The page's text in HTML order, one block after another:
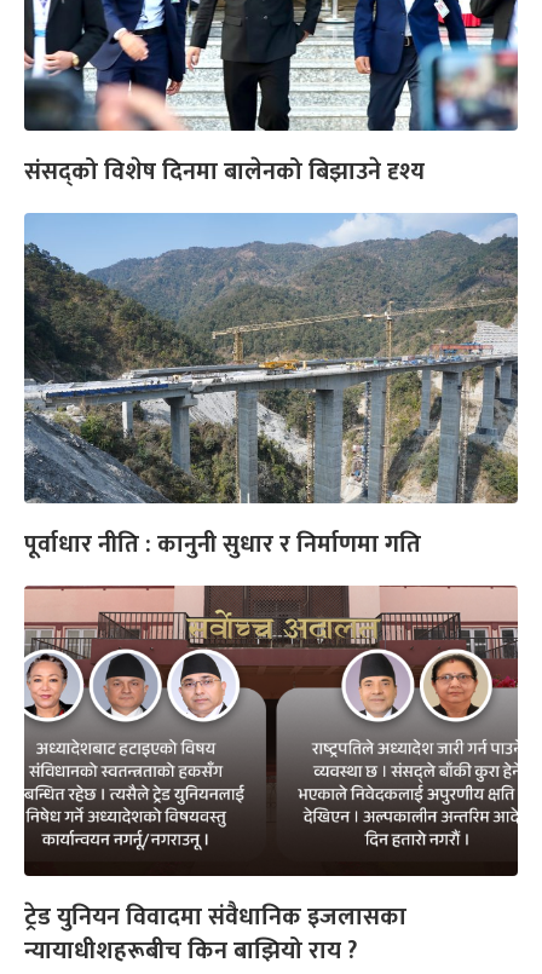
संसद्को विशेष दिनमा बालेनको बिझाउने दृश्य
पूर्वाधार नीति : कानुनी सुधार र निर्माणमा गति
ट्रेड युनियन विवादमा संवैधानिक इजलासका
न्यायाधीशहरूबीच किन बाझियो राय ?